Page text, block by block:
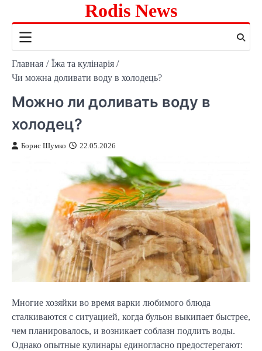
содержимому
Rodis News
Главная
Їжа та кулінарія
Чи можна доливати воду в холодець?
Можно ли доливать воду в
холодец?
Борис Шумко 22.05.2026
Многие хозяйки во время варки любимого блюда
сталкиваются с ситуацией, когда бульон выкипает быстрее,
чем планировалось, и возникает соблазн подлить воды.
Однако опытные кулинары единогласно предостерегают: